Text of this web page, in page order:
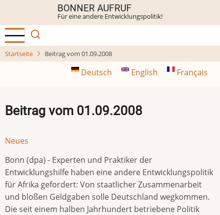
Inhalt
BONNER AUFRUF
Für eine andere Entwicklungspolitik!
Startseite Beitrag vom 01.09.2008
Deutsch English Français
Beitrag vom 01.09.2008
Neues
Bonn (dpa) - Experten und Praktiker der
Entwicklungshilfe haben eine andere Entwicklungspolitik
für Afrika gefordert: Von staatlicher Zusammenarbeit
und bloßen Geldgaben solle Deutschland wegkommen.
Die seit einem halben Jahrhundert betriebene Politik